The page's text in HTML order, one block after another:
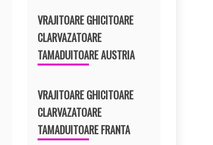
VRAJITOARE GHICITOARE
CLARVAZATOARE
TAMADUITOARE AUSTRIA
VRAJITOARE GHICITOARE
CLARVAZATOARE
TAMADUITOARE FRANTA